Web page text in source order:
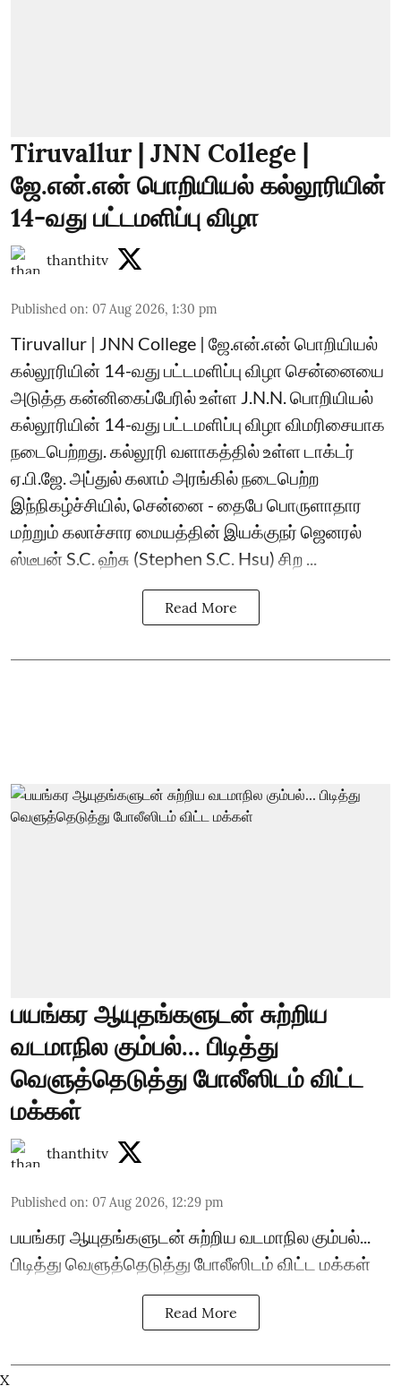
Tiruvallur | JNN College |
ஜே.என்.என் பொறியியல் கல்லூரியின்
14-வது பட்டமளிப்பு விழா
thanthitv
Published on: 07 Aug 2026, 1:30 pm
Tiruvallur | JNN College | ஜே.என்.என் பொறியியல்
கல்லூரியின் 14-வது பட்டமளிப்பு விழா சென்னையை
அடுத்த கன்னிகைப்பேரில் உள்ள J.N.N. பொறியியல்
கல்லூரியின் 14-வது பட்டமளிப்பு விழா விமரிசையாக
நடைபெற்றது. கல்லூரி வளாகத்தில் உள்ள டாக்டர்
ஏ.பி.ஜே. அப்துல் கலாம் அரங்கில் நடைபெற்ற
இந்நிகழ்ச்சியில், சென்னை - தைபே பொருளாதார
மற்றும் கலாச்சார மையத்தின் இயக்குநர் ஜெனரல்
ஸ்டீபன் S.C. ஹ்சு (Stephen S.C. Hsu) சிற ...
Read More
பயங்கர ஆயுதங்களுடன் சுற்றிய
வடமாநில கும்பல்... பிடித்து
வெளுத்தெடுத்து போலீஸிடம் விட்ட
மக்கள்
thanthitv
Published on: 07 Aug 2026, 12:29 pm
பயங்கர ஆயுதங்களுடன் சுற்றிய வடமாநில கும்பல்...
பிடித்து வெளுத்தெடுத்து போலீஸிடம் விட்ட மக்கள்
Read More
X